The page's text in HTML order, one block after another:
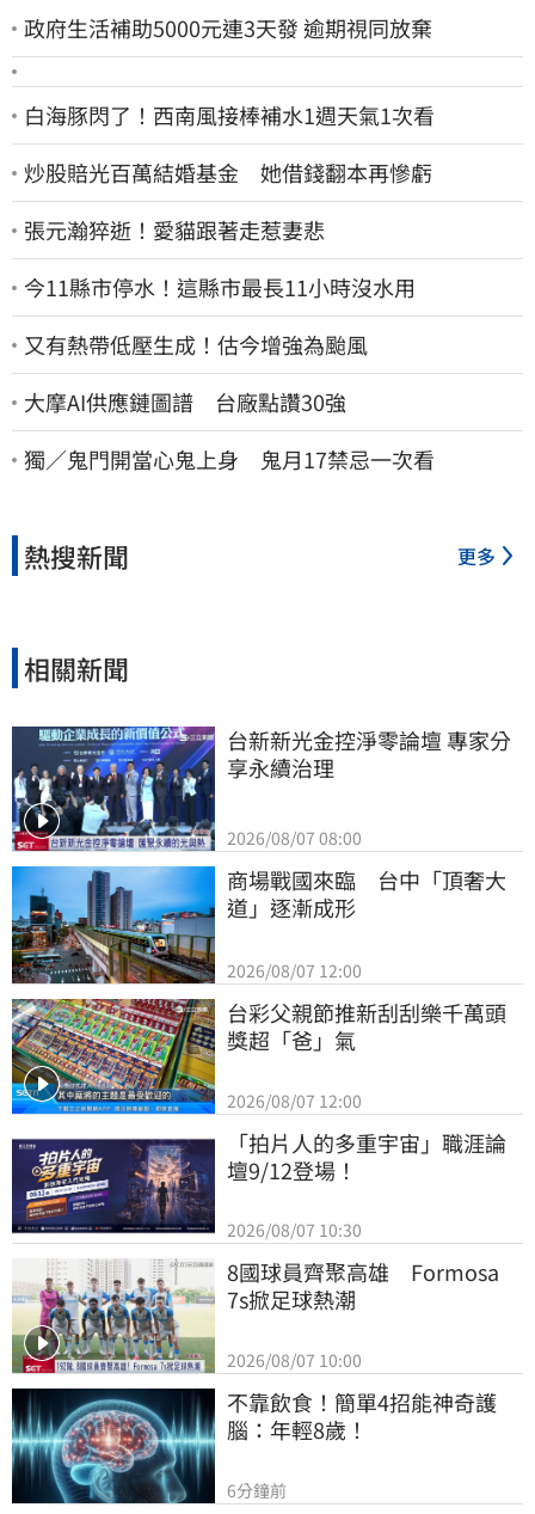
政府生活補助5000元連3天發 逾期視同放棄
白海豚閃了！西南風接棒補水1週天氣1次看
炒股賠光百萬結婚基金 她借錢翻本再慘虧
張元瀚猝逝！愛貓跟著走惹妻悲
今11縣市停水！這縣市最長11小時沒水用
又有熱帶低壓生成！估今增強為颱風
大摩AI供應鏈圖譜 台廠點讚30強
獨／鬼門開當心鬼上身 鬼月17禁忌一次看
熱搜新聞 更多
相關新聞
台新新光金控淨零論壇 專家分
享永續治理
2026/08/07 08:00
商場戰國來臨　台中「頂奢大
道」逐漸成形
2026/08/07 12:00
台彩父親節推新刮刮樂千萬頭
獎超「爸」氣
2026/08/07 12:00
「拍片人的多重宇宙」職涯論
壇9/12登場！
2026/08/07 10:30
8國球員齊聚高雄　Formosa
7s掀足球熱潮
2026/08/07 10:00
不靠飲食！簡單4招能神奇護
腦：年輕8歲！
6分鐘前